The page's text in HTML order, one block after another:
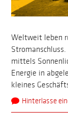
Weltweit leben
mittels
Energie in
kleines
Hinterlasse